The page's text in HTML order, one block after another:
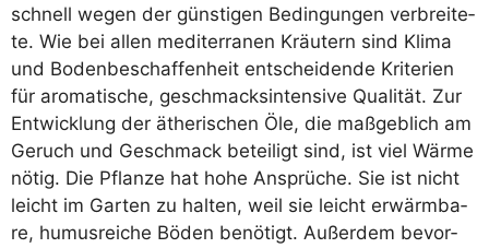
schnell wegen der güns­ti­gen Bedin­gun­gen ver­brei­te­
te. Wie bei allen medi­ter­ra­nen Kräu­tern sind Kli­ma
und Boden­be­schaf­fen­heit ent­schei­den­de Kri­te­ri­en
für aro­ma­ti­sche, geschmacks­in­ten­si­ve Qua­li­tät. Zur
Ent­wick­lung der äthe­ri­schen Öle, die maß­geb­lich am
Geruch und Geschmack betei­ligt sind, ist viel Wär­me
nötig. Die Pflan­ze hat hohe Ansprü­che. Sie ist nicht
leicht im Gar­ten zu hal­ten, weil sie leicht erwärm­ba­
re, humus­rei­che Böden benö­tigt. Außer­dem bevor­